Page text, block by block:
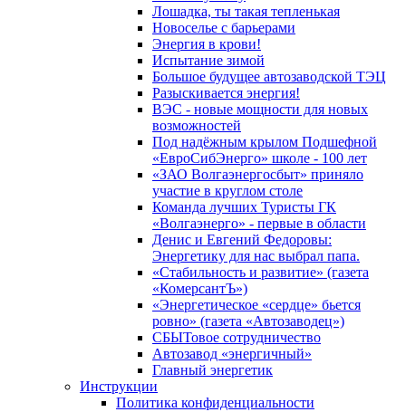
Лошадка, ты такая тепленькая
Новоселье с барьерами
Энергия в крови!
Испытание зимой
Большое будущее автозаводской ТЭЦ
Разыскивается энергия!
ВЭС - новые мощности для новых
возможностей
Под надёжным крылом Подшефной
«ЕвроСибЭнерго» школе - 100 лет
«ЗАО Волгаэнергосбыт» приняло
участие в круглом столе
Команда лучших Туристы ГК
«Волгаэнерго» - первые в области
Денис и Евгений Федоровы:
Энергетику для нас выбрал папа.
«Стабильность и развитие» (газета
«КомерсантЪ»)
«Энергетическое «сердце» бьется
ровно» (газета «Автозаводец»)
СБЫТовое сотрудничество
Автозавод «энергичный»
Главный энергетик
Инструкции
Политика конфиденциальности